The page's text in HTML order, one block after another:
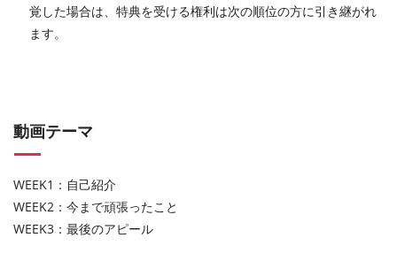
覚した場合は、特典を受ける権利は次の順位の方に引き継がれ
ます。
動画テーマ
WEEK1：自己紹介
WEEK2：今まで頑張ったこと
WEEK3：最後のアピール